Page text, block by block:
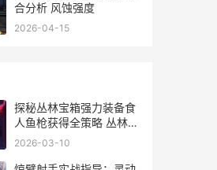
合分析 风蚀强度
2026-04-15
探秘丛林宝箱强力装备食
人鱼枪获得全策略 丛林秘
境中间宝箱
2026-03-10